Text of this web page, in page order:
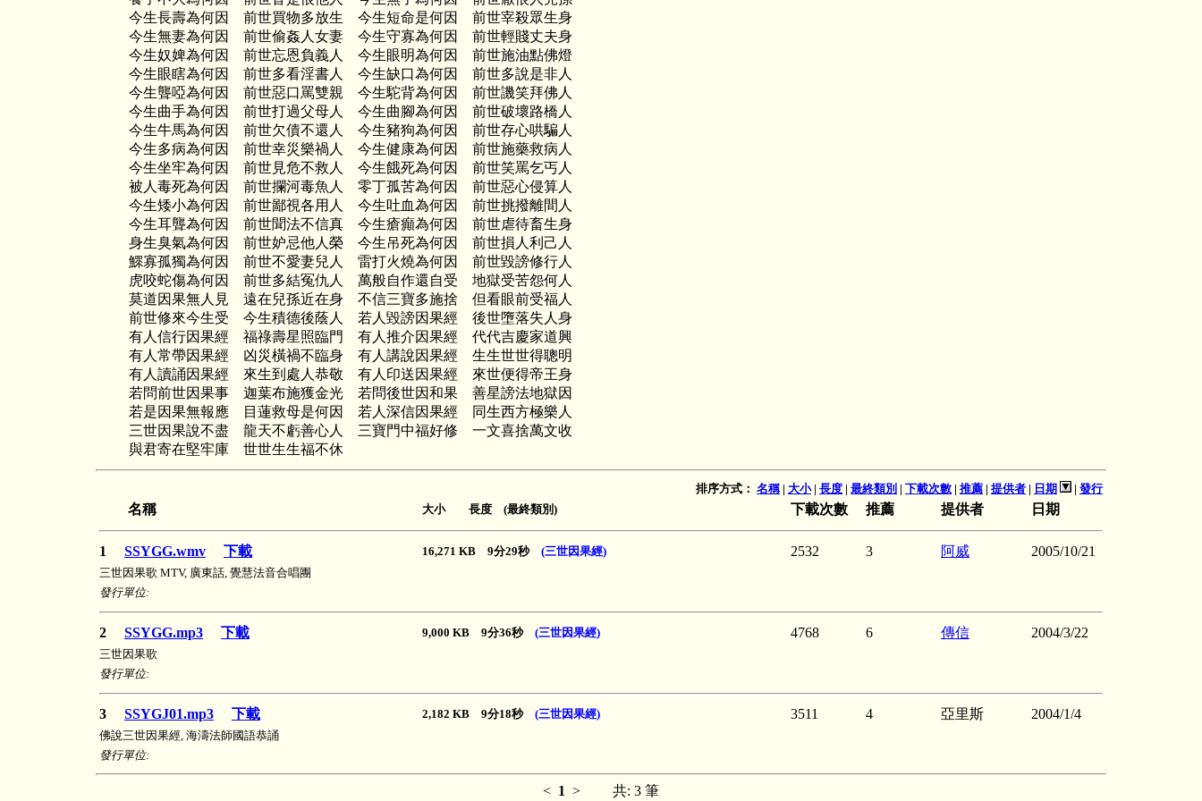
今生長壽為何因 前世買物多放生 今生短命是何因 前世宰殺眾生身
今生無妻為何因 前世偷姦人女妻 今生守寡為何因 前世輕賤丈夫身
今生奴婢為何因 前世忘恩負義人 今生眼明為何因 前世施油點佛燈
今生眼瞎為何因 前世多看淫書人 今生缺口為何因 前世多說是非人
今生聾啞為何因 前世惡口罵雙親 今生駝背為何因 前世譏笑拜佛人
今生曲手為何因 前世打過父母人 今生曲腳為何因 前世破壞路橋人
今生牛馬為何因 前世欠債不還人 今生豬狗為何因 前世存心哄騙人
今生多病為何因 前世幸災樂禍人 今生健康為何因 前世施藥救病人
今生坐牢為何因 前世見危不救人 今生餓死為何因 前世笑罵乞丐人
被人毒死為何因 前世攔河毒魚人 零丁孤苦為何因 前世惡心侵算人
今生矮小為何因 前世鄙視各用人 今生吐血為何因 前世挑撥離間人
今生耳聾為何因 前世聞法不信真 今生瘡癲為何因 前世虐待畜生身
身生臭氣為何因 前世妒忌他人榮 今生吊死為何因 前世損人利己人
鰥寡孤獨為何因 前世不愛妻兒人 雷打火燒為何因 前世毀謗修行人
虎咬蛇傷為何因 前世多結冤仇人 萬般自作還自受 地獄受苦怨何人
莫道因果無人見 遠在兒孫近在身 不信三寶多施捨 但看眼前受福人
前世修來今生受 今生積德後蔭人 若人毀謗因果經 後世墮落失人身
有人信行因果經 福祿壽星照臨門 有人推介因果經 代代吉慶家道興
有人常帶因果經 凶災橫禍不臨身 有人講說因果經 生生世世得聰明
有人讀誦因果經 來生到處人恭敬 有人印送因果經 來世便得帝王身
若問前世因果事 迦葉布施獲金光 若問後世因和果 善星謗法地獄因
若是因果無報應 目蓮救母是何因 若人深信因果經 同生西方極樂人
三世因果說不盡 龍天不虧善心人 三寶門中福好修 一文喜捨萬文收
與君寄在堅牢庫 世世生生福不休
排序方式： 名稱| 大小| 長度 | 最終類別 | 下載次數 | 推薦 | 提供者 | 日期 | 發行
名稱 大小 長度 (最終類別) 下載次數 推薦 提供者 日期
1 SSYGG.wmv 下載 16,271 KB 9分29秒 (三世因果經) 2532 3 阿威 2005/10/21
三世因果歌 MTV, 廣東話, 覺慧法音合唱團
發行單位:
2 SSYGG.mp3 下載 9,000 KB 9分36秒 (三世因果經) 4768 6 傳信 2004/3/22
三世因果歌
發行單位:
3 SSYGJ01.mp3 下載 2,182 KB 9分18秒 (三世因果經) 3511 4 亞里斯 2004/1/4
佛說三世因果經, 海濤法師國語恭誦
發行單位:
< 1 > 共: 3 筆